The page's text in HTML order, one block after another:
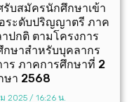
รับสมัครนักศึกษาเข้า
ระดับปริญญาตรี ภาค
าปกติ ตามโครงการ
กษาสำหรับบุคลากร
าร ภาคการศึกษาที่ 2
ษา 2568
2025 16:26 น.